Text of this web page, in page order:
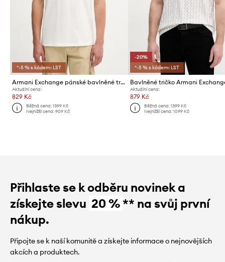
*-5 % s kódem: LST
Armani Exchange pánské bavlněné tričko
Aktuální cena:
829 Kč
Běžná cena:1399 Kč
Nejnižší cena:909 Kč
-20%
*-5 % s kódem: LST
Bavlněné tričko Armani
Aktuální cena:
879 Kč
Běžná cena: 1399 Kč
Nejnižší cena: 1099 Kč
Přihlaste se k odběru novinek a
získejte slevu 20 %** na svůj první
nákup.
Připojte se k naší komunitě a získejte informace o nejnovějších
akcích a produktech.